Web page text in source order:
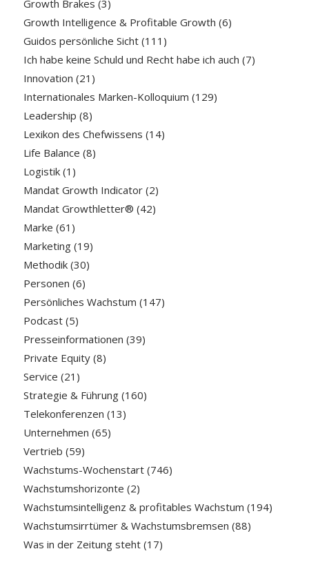
Growth Brakes (3)
Growth Intelligence & Profitable Growth (6)
Guidos persönliche Sicht(111)
Ich habe keine Schuld und Recht habe ich auch (7)
Innovation (21)
Internationales Marken-Kolloquium (129)
Leadership (8)
Lexikon des Chefwissens (14)
Life Balance (8)
Logistik(1)
Mandat Growth Indicator(2)
Mandat Growthletter® (42)
Marke (61)
Marketing(19)
Methodik(30)
Personen (6)
Persönliches Wachstum (147)
Podcast(5)
Presseinformationen (39)
Private Equity(8)
Service (21)
Strategie & Führung(160)
Telekonferenzen (13)
Unternehmen (65)
Vertrieb (59)
Wachstums-Wochenstart(746)
Wachstumshorizonte (2)
Wachstumsintelligenz & profitables Wachstum (194)
Wachstumsirrtümer & Wachstumsbremsen (88)
Was in der Zeitung steht(17)